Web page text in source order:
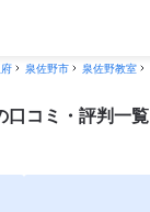
泉佐野市 泉佐野教室
口コミ・評判一覧